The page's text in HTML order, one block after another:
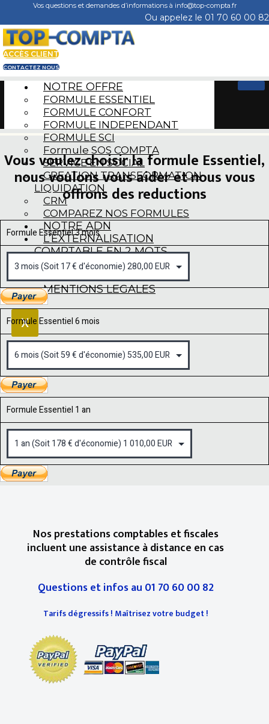
content
Vos questions et demandes d’informations à info@top-compta.fr
Ou appelez le 01 70 60 00 82
ACCÈS CLIENT
CONTACTEZ NOUS
NOTRE OFFRE
FORMULE ESSENTIEL
FORMULE CONFORT
FORMULE INDEPENDANT
FORMULE SCI
Formule SOS COMPTA
SERVICE EN SOCIAL
CREATION TRANSFORMATION
LIQUIDATION
CRM
COMPAREZ NOS FORMULES
NOTRE ADN
L’EXTERNALISATION
COMPTABLE EN 2 MOTS
CGV
ACTUALITÉS
MENTIONS LEGALES
X
Vous voulez choisir la formule Essentiel,
nous voulons vous aider et nous vous
offrons des reductions
Formule Essentiel 3 mois
Formule Essentiel 6 mois
Formule Essentiel 1 an
Nos prestations comptables et fiscales
incluent une assistance à distance en cas
de contrôle fiscal
Questions et infos au 01 70 60 00 82
Tarifs dégressifs ! Maîtrisez votre budget !